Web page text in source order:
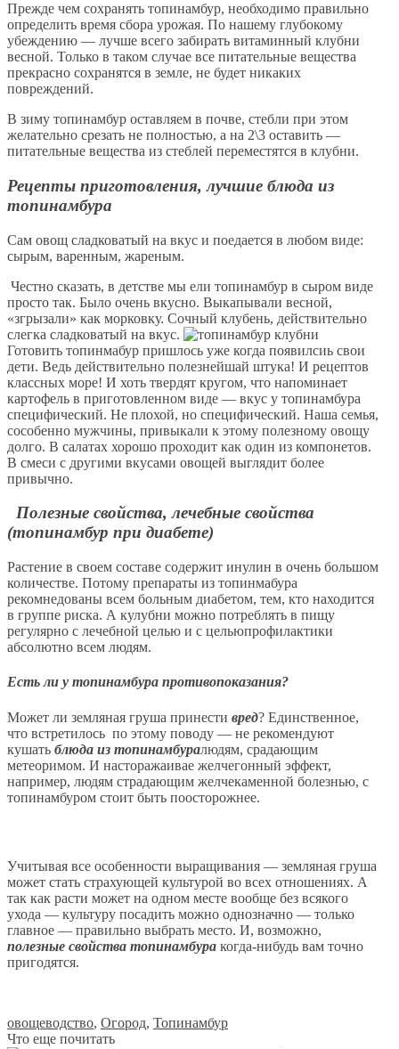
Прежде чем сохранять топинамбур, необходимо правильно
определить время сбора урожая. По нашему глубокому
убеждению — лучше всего забирать витаминный клубни
весной. Только в таком случае все питательные вещества
прекрасно сохранятся в земле, не будет никаких
повреждений.
В зиму топинамбур оставляем в почве, стебли при этом
желательно срезать не полностью, а на 2\3 оставить —
питательные вещества из стеблей переместятся в клубни.
Рецепты приготовления, лучшие блюда из
топинамбура
Сам овощ сладковатый на вкус и поедается в любом виде:
сырым, варенным, жареным.
Честно сказать, в детстве мы ели топинамбур в сыром виде
просто так. Было очень вкусно. Выкапывали весной,
«згрызали» как морковку. Сочный клубень, действительно
слегка сладковатый на вкус.
Готовить топинмабур пришлось уже когда появилсиь свои
дети. Ведь действительно полезнейшай штука! И рецептов
классных море! И хоть твердят кругом, что напоминает
картофель в приготовленном виде — вкус у топинамбура
специфический. Не плохой, но специфический. Наша семья,
сособенно мужчины, привыкали к этому полезному овощу
долго. В салатах хорошо проходит как один из компонетов.
В смеси с другими вкусами овощей выглядит более
привычно.
Полезные свойства, лечебные свойства
(топинамбур при диабете)
Растение в своем составе содержит инулин в очень большом
количестве. Потому препараты из топинмабура
рекомнедованы всем больным диабетом, тем, кто находится
в группе риска. А кулубни можно потреблять в пищу
регулярно с лечебной целью и с цельюпрофилактики
абсолютно всем людям.
Есть ли у топинамбура противопоказания?
Может ли земляная груша принести вред? Единственное,
что встретилось по этому поводу — не рекомендуют
кушать блюда из топинамбуралюдям, срадающим
метеоримом. И насторажаивае желчегонный эффект,
например, людям страдающим желчекаменной болезнью, с
топинамбуром стоит быть поосторожнее.
Учитывая все особенности выращивания — земляная груша
может стать страхующей культурой во всех отношениях. А
так как расти может на одном месте вообще без всякого
ухода — культуру посадить можно однозначно — только
главное — правильно выбрать место. И, возможно,
полезные свойства топинамбура когда-нибудь вам точно
пригодятся.
овощеводство, Огород, Топинамбур
Что еще почитать